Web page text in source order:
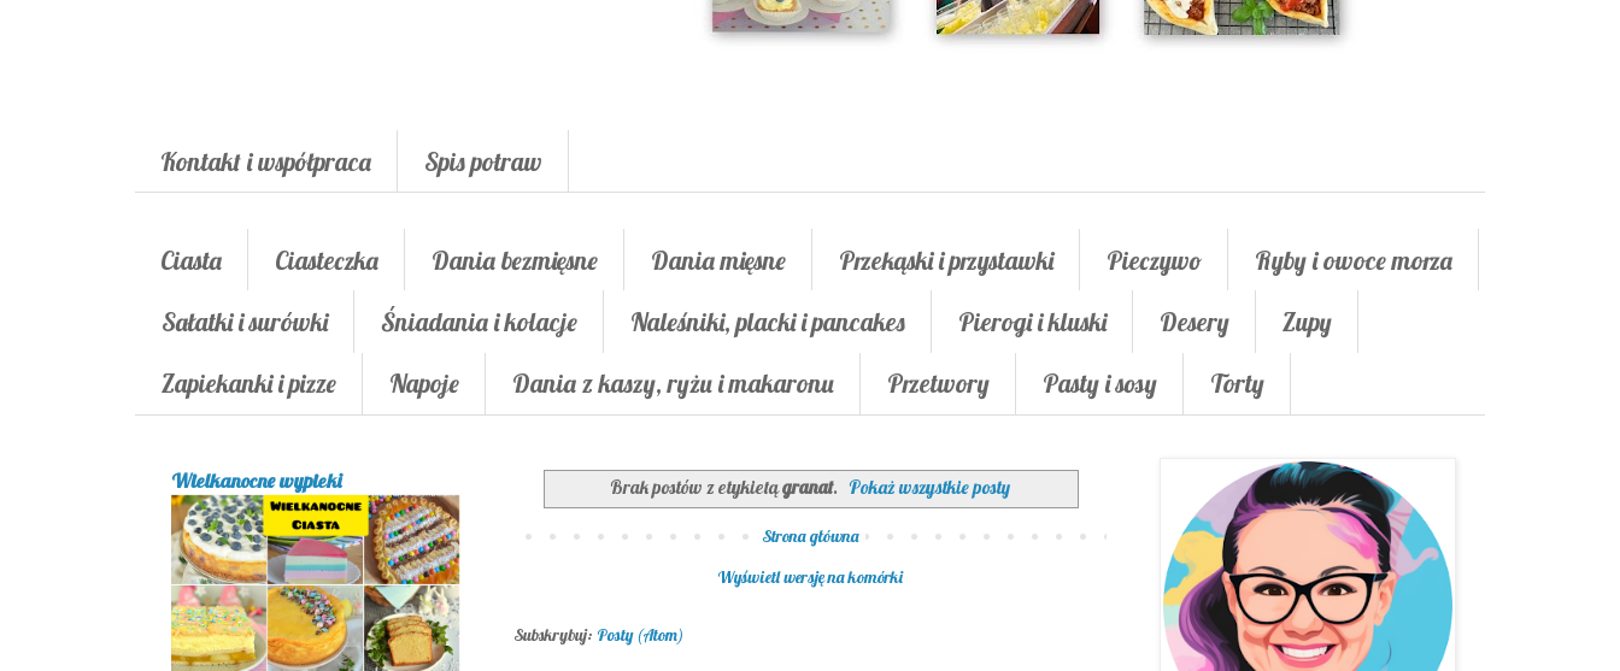
Kontakt i współpraca Spis potraw
Ciasta Ciasteczka Dania bezmięsne Dania mięsne Przekąski i przystawki Pieczywo
Ryby i owoce morza
Sałatki i surówki
Śniadania i kolacje Naleśniki, placki i pancakes Pierogi i kluski Desery
Zupy
Zapiekanki i pizze
Napoje Dania z kaszy, ryżu i makaronu Przetwory Pasty i sosy Torty
Brak postów z etykietągranat. Pokaż wszystkie posty
Strona główna
Wyświetl wersję na komórki
Subskrybuj: Posty (Atom)
Wielkanocne wypieki